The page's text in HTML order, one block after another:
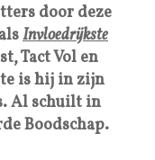
door deze
Invloedrijkste
Tact Vol en
is hij in zijn
Al schuilt in
Boodschap.